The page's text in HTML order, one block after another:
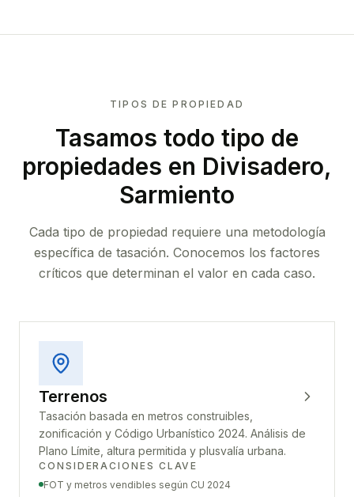
TIPOS DE PROPIEDAD
Tasamos todo tipo de
propiedades en Divisadero,
Sarmiento
Cada tipo de propiedad requiere una metodología
específica de tasación. Conocemos los factores
críticos que determinan el valor en cada caso.
Terrenos
Tasación basada en metros construibles,
zonificación y Código Urbanístico 2024. Análisis de
Plano Límite, altura permitida y plusvalía urbana.
CONSIDERACIONES CLAVE
FOT y metros vendibles según CU 2024